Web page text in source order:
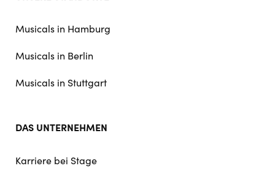
doormat
Musicals in Hamburg
Musicals in Berlin
Musicals in Stuttgart
DAS UNTERNEHMEN
Karriere bei Stage